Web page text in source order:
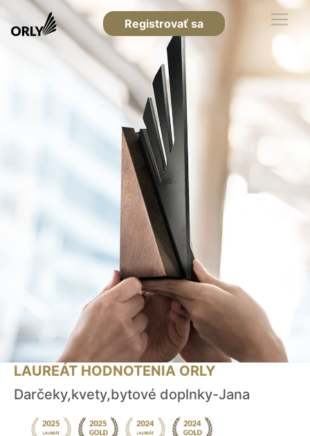
Registrovať sa
LAUREÁT HODNOTENIA ORLY
Darčeky,kvety,bytové doplnky-Jana